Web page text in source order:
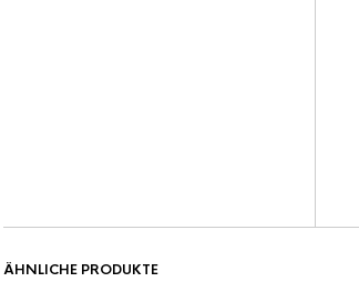
ÄHNLICHE PRODUKTE